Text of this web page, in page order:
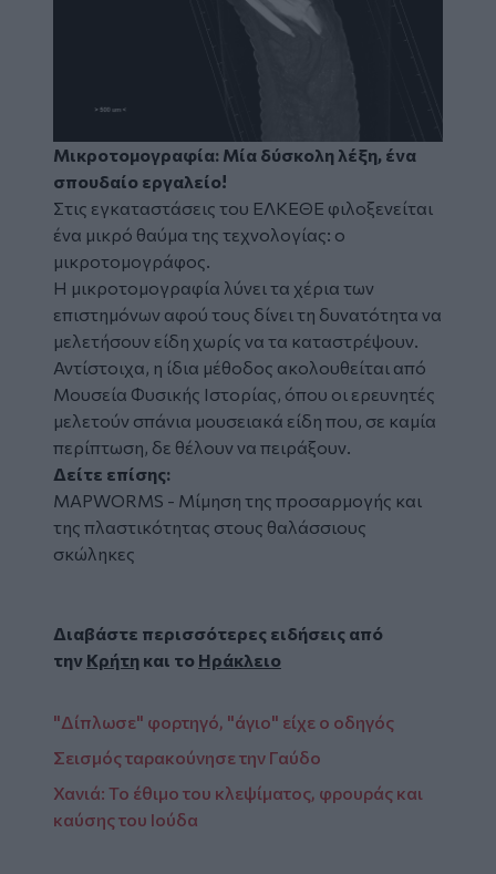
Μικροτομογραφία: Μία δύσκολη λέξη, ένα
σπουδαίο εργαλείο!
Στις εγκαταστάσεις του ΕΛΚΕΘΕ φιλοξενείται
ένα μικρό θαύμα της τεχνολογίας: ο
μικροτομογράφος.
Η μικροτομογραφία λύνει τα χέρια των
επιστημόνων αφού τους δίνει τη δυνατότητα να
μελετήσουν είδη χωρίς να τα καταστρέψουν.
Αντίστοιχα, η ίδια μέθοδος ακολουθείται από
Μουσεία Φυσικής Ιστορίας, όπου οι ερευνητές
μελετούν σπάνια μουσειακά είδη που, σε καμία
περίπτωση, δε θέλουν να πειράξουν.
Δείτε επίσης:
MAPWORMS - Μίμηση της προσαρμογής και
της πλαστικότητας στους θαλάσσιους
σκώληκες
Διαβάστε περισσότερες ειδήσεις από
την Κρήτη και το Ηράκλειο
"Δίπλωσε" φορτηγό, "άγιο" είχε ο οδηγός
Σεισμός ταρακούνησε την Γαύδο
Χανιά: Το έθιμο του κλεψίματος, φρουράς και
καύσης του Ιούδα